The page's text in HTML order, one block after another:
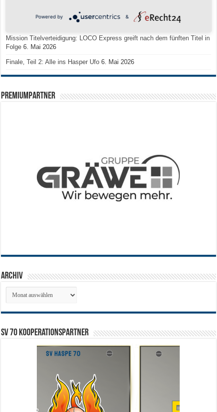
Zum Heimabschluss ein Ausrufezeichen 9. Mai 2026
Mission Titelverteidigung: LOCO Express greift nach dem fünften Titel in
Folge 6. Mai 2026
Finale, Teil 2: Alle ins Hasper Ufo 6. Mai 2026
PREMIUMPARTNER
Archiv
Archiv
SV 70 Kooperationspartner
Powered by &